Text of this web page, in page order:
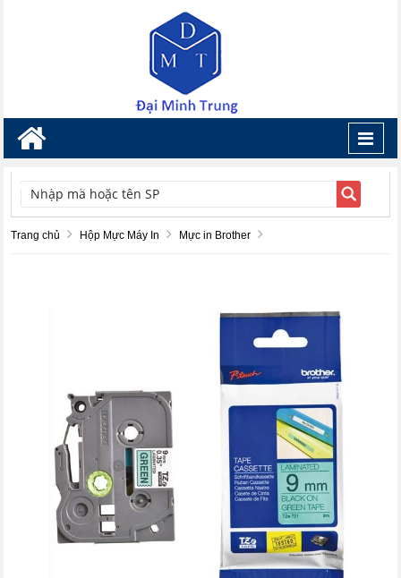
TÌM KIẾM
Trang chủ Hộp Mực Máy In Mực in Brother